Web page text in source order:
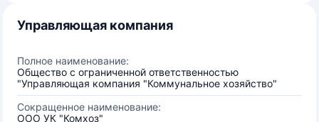
Управляющая компания
Полное наименование:
Общество с ограниченной ответственностью
"Управляющая компания "Коммунальное хозяйство"
Сокращенное наименование:
ООО УК "Комхоз"